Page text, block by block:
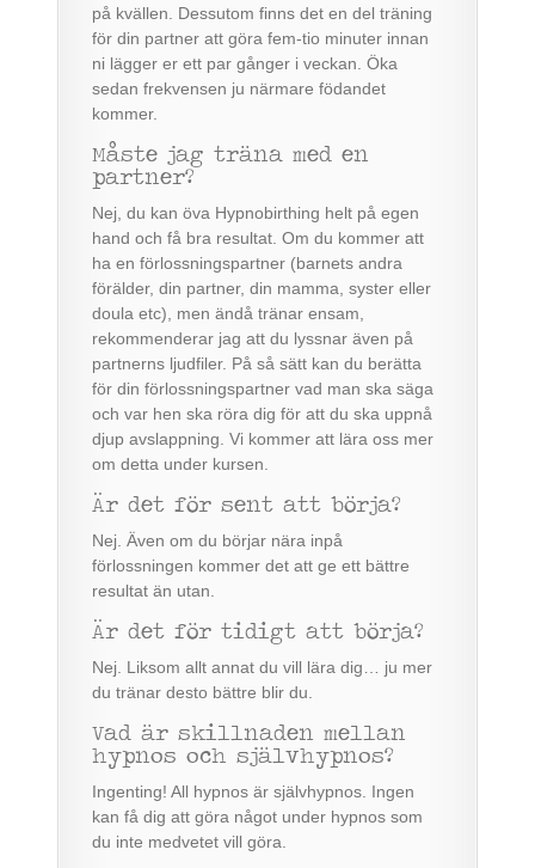
på kvällen. Dessutom finns det en del träning
för din partner att göra fem-tio minuter innan
ni lägger er ett par gånger i veckan. Öka
sedan frekvensen ju närmare födandet
kommer.
Måste jag träna med en
partner?
Nej, du kan öva Hypnobirthing helt på egen
hand och få bra resultat. Om du kommer att
ha en förlossningspartner (barnets andra
förälder, din partner, din mamma, syster eller
doula etc), men ändå tränar ensam,
rekommenderar jag att du lyssnar även på
partnerns ljudfiler. På så sätt kan du berätta
för din förlossningspartner vad man ska säga
och var hen ska röra dig för att du ska uppnå
djup avslappning. Vi kommer att lära oss mer
om detta under kursen.
Är det för sent att börja?
Nej. Även om du börjar nära inpå
förlossningen kommer det att ge ett bättre
resultat än utan.
Är det för tidigt att börja?
Nej. Liksom allt annat du vill lära dig… ju mer
du tränar desto bättre blir du.
Vad är skillnaden mellan
hypnos och självhypnos?
Ingenting! All hypnos är självhypnos. Ingen
kan få dig att göra något under hypnos som
du inte medvetet vill göra.